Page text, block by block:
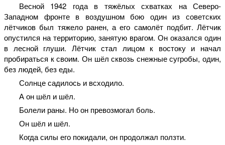
Весной 1942 года в тяжёлых схватках на Северо-
Западном фронте в воздушном бою один из советских
лётчиков был тяжело ранен, а его самолёт подбит. Лётчик
опустился на территорию, занятую врагом. Он оказался один
в лесной глуши. Лётчик стал лицом к востоку и начал
пробираться к своим. Он шёл сквозь снежные сугробы, один,
без людей, без еды.
Солнце садилось и всходило.
А он шёл и шёл.
Болели раны. Но он превозмогал боль.
Он шёл и шёл.
Когда силы его покидали, он продолжал ползти.